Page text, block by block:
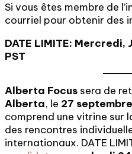
Si vous êtes membre de
courriel pour obtenir des
DATE LIMITE: Mercredi,
PST
Alberta Focus sera de
Alberta, le 27
comprend une vitrine sur
des rencontres
internationaux. DATE